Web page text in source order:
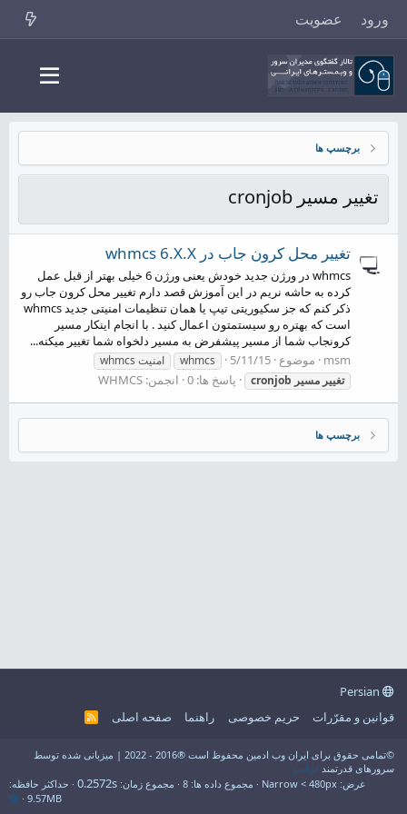
ورود عضویت
برچسپ ها
تغییر مسیر cronjob
تغییر محل کرون جاب در whmcs 6.X.X
whmcs در ورژن جدید خودش یعنی ورژن 6 خیلی بهتر از قبل عمل
کرده به حاشه نریم در این آموزش قصد دارم تغییر محل کرون جاب رو
ذکر کنم که جز سکیوریتی تیپ یا همان تنظیمات امنیتی جدید whmcs
است که بهتره رو سیستمتون اعمال کنید . با انجام اینکار مسیر
کرونجاب شما از مسیر پیشفرض به مسیر دلخواه شما تغییر میکنه...
msm
موضوع 5/11/15
whmcs
امنیت whmcs
تغییر مسیر cronjob پاسخ ها: 0 انجمن: WHMCS
برچسپ ها
قوانین و مقرّرات
حریم خصوصی راهنما صفحه اصلی
R
©تمامی حقوق برای ایران وب ادمین محفوظ است ®2016 - 2022 | میزبانی شده توسط
سرورهای قدرتمند فراسو
عرض
مجموع داده ها 8 مجموع زمان 0.2572s
حداکثر حافظه
9.57MB